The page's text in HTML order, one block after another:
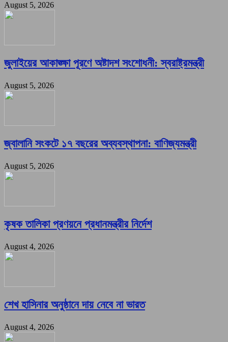
August 5, 2026
জুলাইয়ের আকাঙ্ক্ষা পূরণে অষ্টাদশ সংশোধনী: স্বরাষ্ট্রমন্ত্রী
August 5, 2026
জ্বালানি সংকটে ১৭ বছরের অব্যবস্থাপনা: বাণিজ্যমন্ত্রী
August 5, 2026
কৃষক তালিকা প্রণয়নে প্রধানমন্ত্রীর নির্দেশ
August 4, 2026
শেখ হাসিনার অনুষ্ঠানে দায় নেবে না ভারত
August 4, 2026